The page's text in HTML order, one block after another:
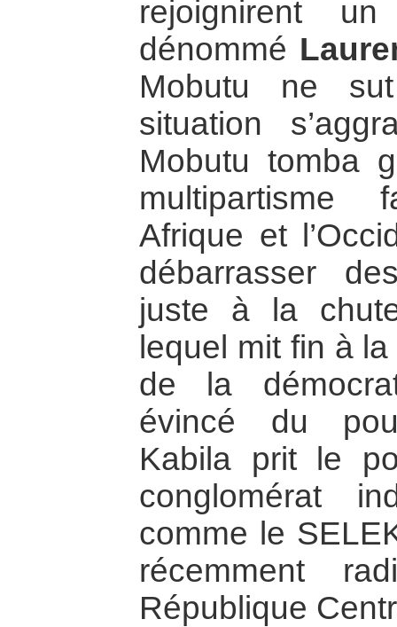
rejoignirent
dénommé
Mobutu ne
situation
Mobutu tomba
multipartisme
Afrique et
débarrasser
juste à la
lequel mit fin à
de la
évincé du
Kabila prit le
conglomérat
comme le
récemment
République